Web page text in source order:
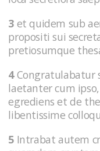
3 et quidem sub
propositi sui
pretiosumque
4Congratulabatur
laetanter cum
egrediens et de
libentissime
5 Intrabat autem